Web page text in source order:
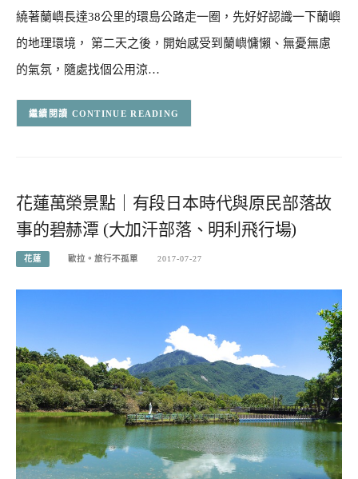
繞著蘭嶼長達38公里的環島公路走一圈，先好好認識一下蘭嶼
的地理環境， 第二天之後，開始感受到蘭嶼慵懶、無憂無慮
的氣氛，隨處找個公用涼…
CONTINUE READING
花蓮萬榮景點｜有段日本時代與原民部落故
事的碧赫潭 (大加汗部落、明利飛行場)
花蓮 歐拉。旅行不孤單 2017-07-27